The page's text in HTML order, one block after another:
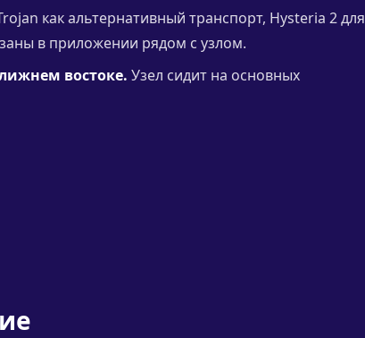
как альтернативный транспорт, Hysteria 2 для
в приложении рядом с узлом.
востоке. Узел сидит на основных